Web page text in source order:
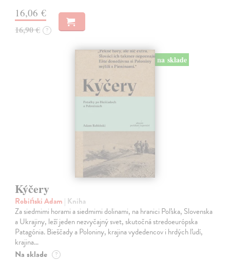
16,06 €
16,90 € ?
na sklade
Kýčery
Robiński Adam | Kniha
Za siedmimi horami a siedmimi dolinami, na hranici Poľska, Slovenska
a Ukrajiny, leží jeden nezvyčajný svet, skutočná stredoeurópska
Patagónia. Bieščady a Poloniny, krajina vydedencov i hrdých ľudí,
krajina…
Na sklade ?